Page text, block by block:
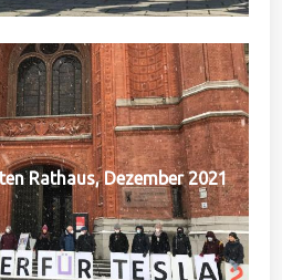
Rathaus, Dezember 2021